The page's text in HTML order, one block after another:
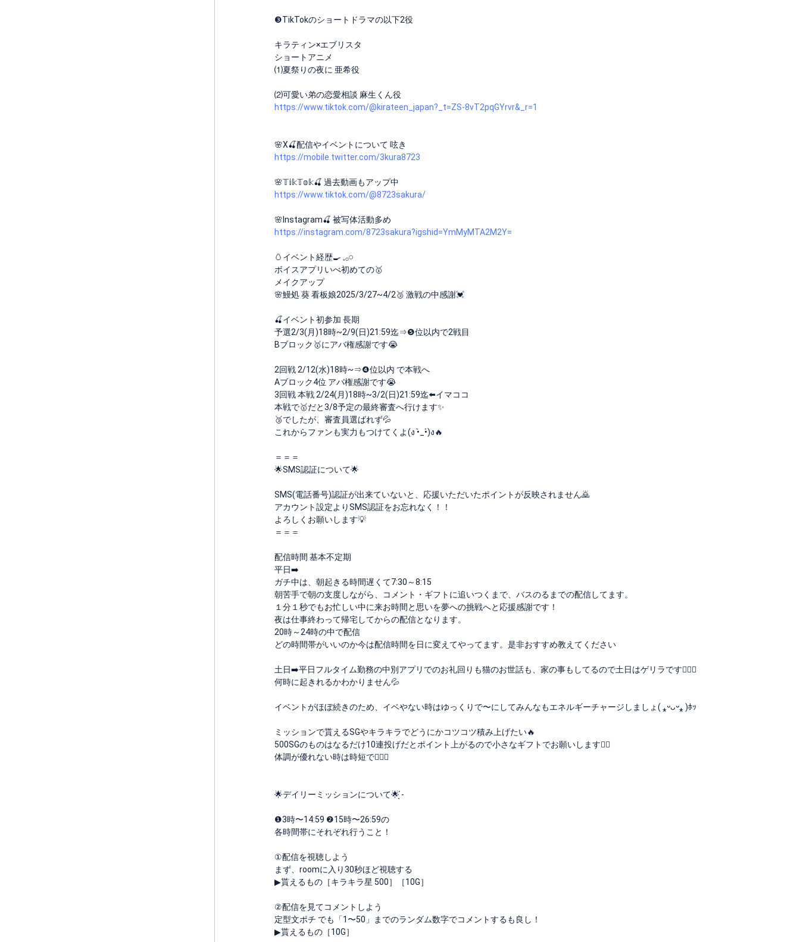
❸TikTokのショートドラマの以下2役
キラティン×エブリスタ
ショートアニメ
⑴夏祭りの夜に 亜希役
⑵可愛い弟の恋愛相談 麻生くん役
https://www.tiktok.com/@kirateen_japan?_t=ZS-8vT2pqGYrvr&_r=1
🌸X🍒配信やイベントについて 呟き
https://mobile.twitter.com/3kura8723
🌸𝕋𝕚𝕜𝕋𝕠𝕜🍒 過去動画もアップ中
https://www.tiktok.com/@8723sakura/
🌸Instagram🍒 被写体活動多め
https://instagram.com/8723sakura?igshid=YmMyMTA2M2Y=
🥚イベント経歴🍳 𓈒𓂂𓏸
ボイスアプリいべ初めての🥇
メイクアップ
🌸鰻処 葵 看板娘2025/3/27~4/2🥉 激戦の中感謝💓‪
🍒イベント初参加 長期
予選2/3(月)18時~2/9(日)21:59迄⇒❺位以内で2戦目
Bブロック🥇にアバ権感謝です😭
2回戦 2/12(水)18時~⇒❹位以内 で本戦へ
Aブロック4位 アバ権感謝です😭
3回戦 本戦 2/24(月)18時~3/2(日)21:59迄⬅️イマココ
本戦で🥇だと3/8予定の最終審査へ行けます✨
🥉でしたが、審査員選ばれず💦
これからファンも実力もつけてくよ(ง •̀_•́)ง🔥
＝＝＝
🌟SMS認証について🌟
SMS(電話番号)認証が出来ていないと、応援いただいたポイントが反映されません🙇
アカウント設定よりSMS認証をお忘れなく！！
よろしくお願いします💡
＝＝＝
配信時間 基本不定期
平日➡️
ガチ中は、朝起きる時間遅くて7:30～8:15
朝苦手で朝の支度しながら、コメント・ギフトに追いつくまで、バスのるまでの配信してます。
１分１秒でもお忙しい中に来お時間と思いを夢への挑戦へと応援感謝です！
夜は仕事終わって帰宅してからの配信となります。
20時～24時の中で配信
どの時間帯がいいのか今は配信時間を日に変えてやってます。是非おすすめ教えてください
土日➡️平日フルタイム勤務の中別アプリでのお礼回りも猫のお世話も、家の事もしてるので土日はゲリラです🙇🏻‍♀️
何時に起きれるかわかりません💦
イベントがほぼ続きのため、イベやない時はゆっくりで〜にしてみんなもエネルギーチャージしましょ( ⁎ᵕᴗᵕ⁎ )ﾎｯ
ミッションで貰えるSGやキラキラでどうにかコツコツ積み上げたい🔥
500SGのものはなるだけ10連投げだとポイント上がるので小さなギフトでお願いします🙇‍♀️
体調が優れない時は時短で🙇🏻‍♀️
🌟デイリーミッションについて🌟 ̖́-
❶3時〜14:59 ❷15時〜26:59の
各時間帯にそれぞれ行うこと！
①配信を視聴しよう
まず、roomに入り30秒ほど視聴する
▶貰えるもの［キラキラ星 500］［10G］
②配信を見てコメントしよう
定型文ポチ でも「1〜50」までのランダム数字でコメントするも良し！
▶貰えるもの［10G］